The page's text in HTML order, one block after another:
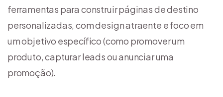
ferramentas para construir páginas de destino
personalizadas, com design atraente e foco em
um objetivo específico (como promover um
produto, capturar leads ou anunciar uma
promoção).